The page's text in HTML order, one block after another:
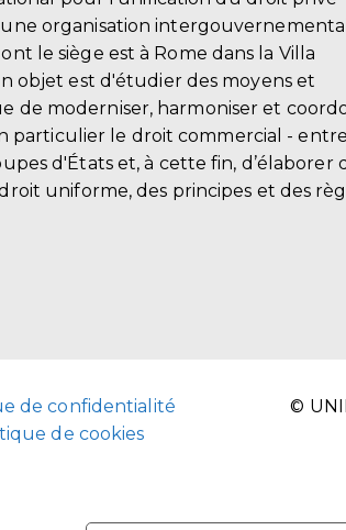
une organisation
le siège est à Rome dans la Villa
objet est d'étudier des moyens et
de moderniser, harmoniser et
particulier le droit commercial -
d'États et, à cette fin, d’élaborer
uniforme, des principes et des
de confidentialité
de cookies
©